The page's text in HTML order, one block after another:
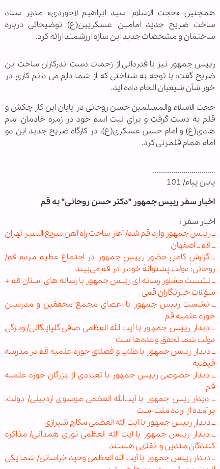
همچنین «حجت الاسلام سید ابراهیم لاجوردی» مدیر ستاد
ساخت ضریح جدید امامین عسکریین(ع) توضیحاتی درباره
ساختمان و مشخصات جدید این سازه ارزشمند ارائه کرد.
رییس جمهور نیز با قدردانی از زحمات دست اندرکاران ساخت این
ضریح گفت: با توجه به شناختی که از شما دارم می دانم کاری در
خور شأن شیعیان انجام داده اید.
حجت الاسلام والمسلمین حسن روحانی در پایان این کار چکش و
قلم به دست گرفت و برای ثبت اسم خود در زمره خادمان امام
هادی(ع) و امام حسن عسکری(ع)، در کارگاه ضریح جدید این دو
امام همام قلمزنی کرد.
................................
پایان پیام/ 101
اخبار سفر رییس جمهور "دکتر حسن روحانی" به قم
اخبار سفر :
ــ رییس جمهور وارد قم شد/ آغاز ساخت راه آهن سریع السیر تهران
ــ قم ــ اصفهان
ــ گزارش کامل حضور رییس جمهور در اجتماع عظیم مردم قم/
روحانی: دولت پشتوانهٔ خود را در قم می‌بیند
ــ نشست مشاور رسانه ای رییس جمهور با رسانه های استان قم +
سؤالات خبرنگاران قمی
ــ نشست رییس‌ جمهور با اعضای مجمع محققین و مدرسین
حوزه علمیه قم
ــ دیدار رییس جمهور با آیت الله العظمی صافی گلپایگانی/ ویژگی
دولت شما تحقق وعده‌ها است
ــ دیدار رییس جمهور با طلاب و فضلای حوزه علمیه قم در مدرسه
فیضیه
ــ دیدار خصوصی رییس جمهور با تعدادی از بزرگان حوزه علمیه
قم
ــ دیدار ریس جمهور با آیت‌الله العظمی موسوی اردبیلی/ دولت،
برآمده از اراده ملت است
ــ دیدار رییس جمهور با آیت الله العظمی مکارم شیرازی
ــ دیدار رییس جمهور با آیت الله العظمی نوری همدانی/ مذاکره
کنندگان متدین و انقلابی هستند
ــ دیدار رییس جمهور با آیت الله العظمی وحید خراسانی/ شما یکی